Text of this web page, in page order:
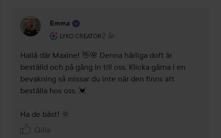
Emma
LYKO CREATOR
Användarens roll: Lyko Creator.
2 år
Kommentaren lades 2 år
Hallå där Maxine! 👋🌸 Denna härliga doft är
beställd och på gång in till oss. Klicka gärna i en
bevakning så missar du inte när den finns att
beställa hos oss. 💓
Ha de bäst! 🌞
Gilla